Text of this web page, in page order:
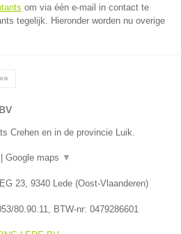
om via één e-mail in contact te
tegelijk. Hieronder worden nu overige
Crehen en in de provincie Luik.
Google maps ▼
23, 9340 Lede (Oost-Vlaanderen)
80.90.11, BTW-nr: 0479286601